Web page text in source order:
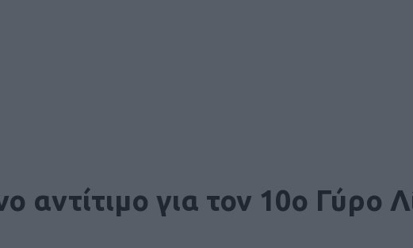
αντίτιμο για τον 10ο Γύρο